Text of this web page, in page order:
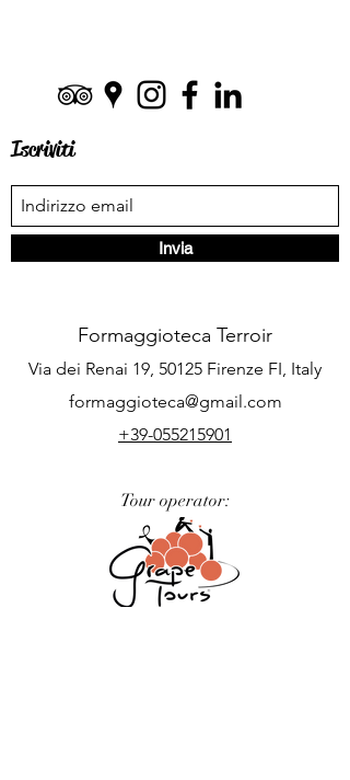
Iscriviti
Invia
Formaggioteca Terroir
Via dei Renai 19, 50125 Firenze FI, Italy
formaggioteca@gmail.com
+39-055215901
Tour operator: